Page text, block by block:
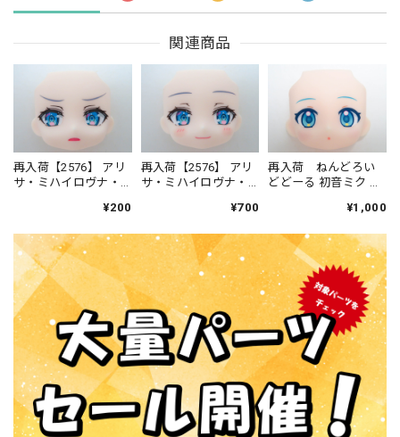
関連商品
再入荷【2576】 アリ
サ・ミハイロヴナ・
顔 ねんどろいど¥200
再入荷【2576】 アリ
サ・ミハイロヴナ・
顔 ねんどろいど¥700
再入荷 ねんどろい
どどーる 初音ミク お
¥1,000